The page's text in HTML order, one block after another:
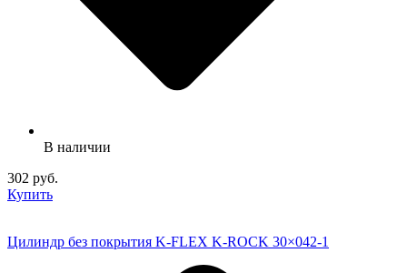
В наличии
302 руб.
Купить
Цилиндр без покрытия K-FLEX K-ROCK 30×042-1